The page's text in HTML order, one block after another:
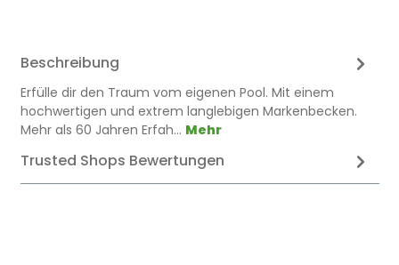
Beschreibung
Erfülle dir den Traum vom eigenen Pool. Mit einem
hochwertigen und extrem langlebigen Markenbecken.
Mehr als 60 Jahren Erfah… Mehr
Trusted Shops Bewertungen